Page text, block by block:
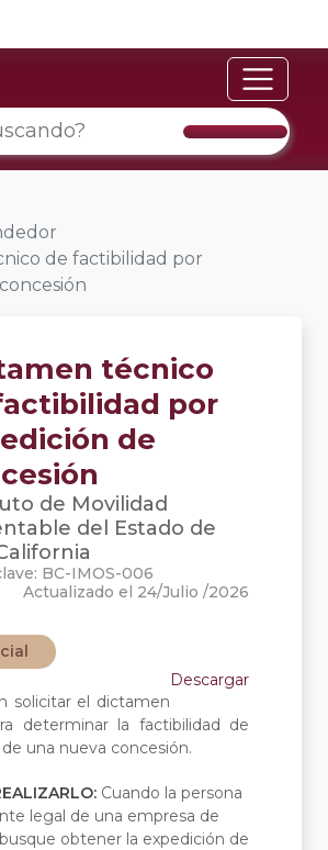
de factibilidad por
técnico
por
de
de Movilidad
del Estado de
BC-IMOS-006
Actualizado el 24/Julio /2026
Descargar
solicitar el dictamen
determinar la factibilidad de
una nueva concesión.
Cuando la persona
legal de una empresa de
obtener la expedición de